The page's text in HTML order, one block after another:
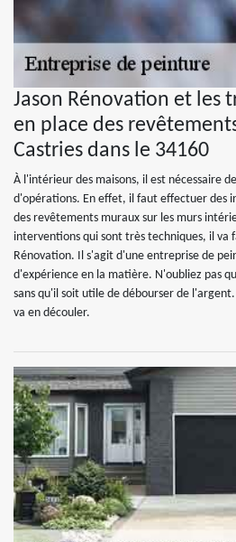
Jason Rénovation et les
en place des
Castries dans le 34160
À l'intérieur des maisons, il est nécessaire
d'opérations. En effet, il faut effectuer des
des revêtements muraux sur les murs
interventions qui sont très techniques, il va
Rénovation. Il s'agit d'une entreprise de
d'expérience en la matière. N'oubliez pas
sans qu'il soit utile de débourser de
va en découler.